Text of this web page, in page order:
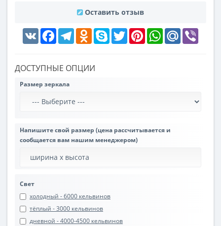
Оставить отзыв
VK FacebookTelegramOdnoklassniki
Skype Twitter PinterestWhatsAppMail.Ru
ДОСТУПНЫЕ ОПЦИИ
Размер зеркала
Напишите свой размер (цена рассчитывается и
сообщается вам нашим менеджером)
Свет
холодный - 6000 кельвинов
тёплый - 3000 кельвинов
дневной - 4000-4500 кельвинов